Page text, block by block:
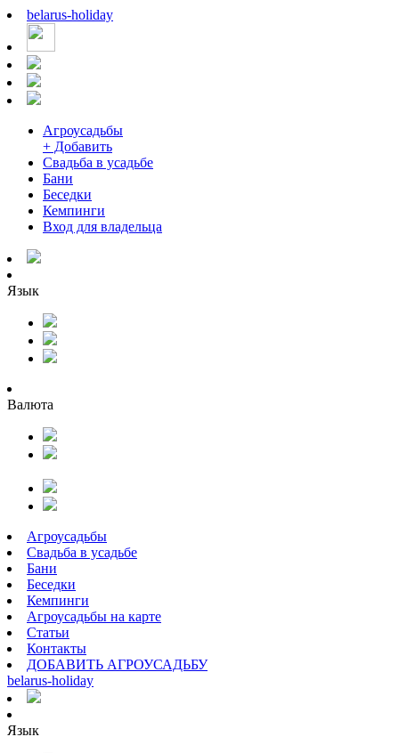
belarus-holiday
Агроусадьбы
+ Добавить
Свадьба в усадьбе
Бани
Беседки
Кемпинги
Вход для владельца
Язык
Валюта
Агроусадьбы
Свадьба в усадьбе
Бани
Беседки
Кемпинги
Агроусадьбы на карте
Статьи
Контакты
ДОБАВИТЬ АГРОУСАДЬБУ
belarus-holiday
Язык